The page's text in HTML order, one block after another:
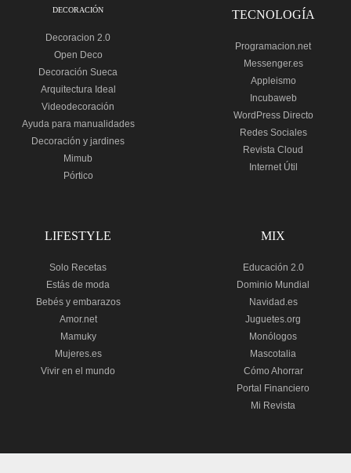
DECORACIÓN
Decoracion 2.0
Open Deco
Decoración Sueca
Arquitectura Ideal
Videodecoración
Ayuda para manualidades
Decoración y jardines
Mimub
Pórtico
TECNOLOGÍA
Programacion.net
Messenger.es
Appleismo
Incubaweb
WordPress Directo
Redes Sociales
Revista Cloud
Internet Útil
LIFESTYLE
Solo Recetas
Estás de moda
Bebés y embarazos
Amor.net
Mamuky
Mujeres.es
Vivir en el mundo
MIX
Educación 2.0
Dominio Mundial
Navidad.es
Juguetes.org
Monólogos
Mascotalia
Cómo Ahorrar
Portal Financiero
Mi Revista